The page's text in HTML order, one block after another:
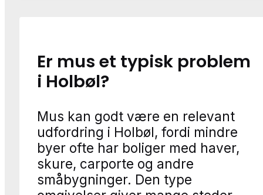
Er mus et typisk problem
i Holbøl?
Mus kan godt være en relevant
udfordring i Holbøl, fordi mindre
byer ofte har boliger med haver,
skure, carporte og andre
småbygninger. Den type